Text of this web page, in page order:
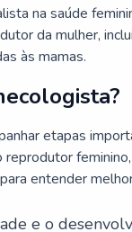
na saúde
da mulher,
às mamas.
etapas
entender
e o